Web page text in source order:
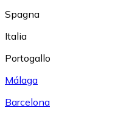
Spagna
Italia
Portogallo
Málaga
Barcelona